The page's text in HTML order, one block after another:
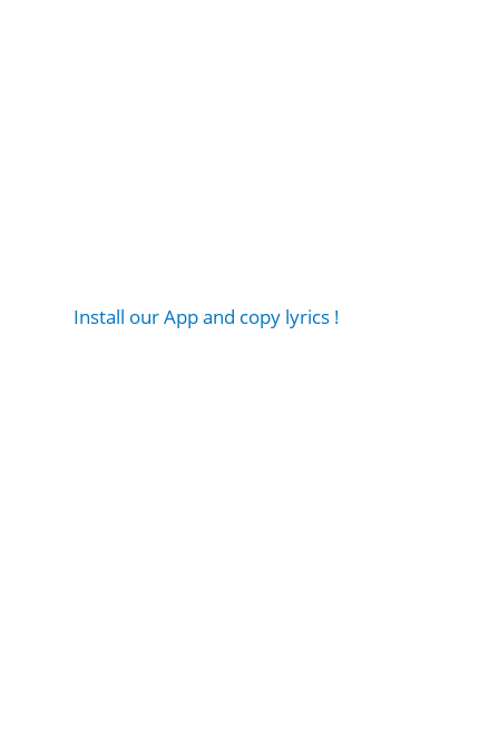
Install our App and copy lyrics !